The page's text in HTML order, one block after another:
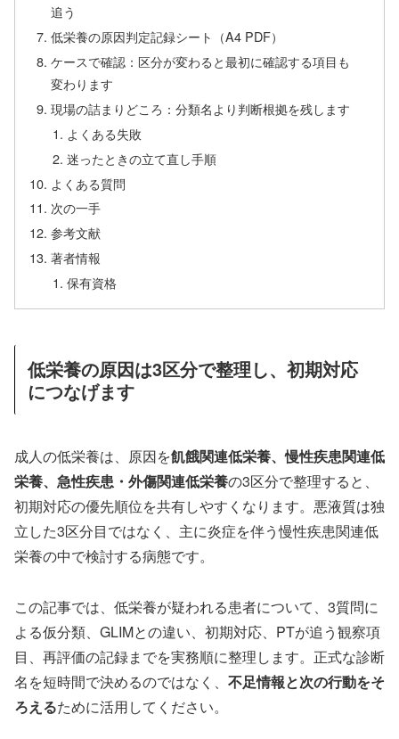
追う
低栄養の原因判定記録シート（A4 PDF）
ケースで確認：区分が変わると最初に確認する項目も
変わります
現場の詰まりどころ：分類名より判断根拠を残します
よくある失敗
迷ったときの立て直し手順
よくある質問
次の一手
参考文献
著者情報
保有資格
低栄養の原因は3区分で整理し、初期対応
につなげます
成人の低栄養は、原因を飢餓関連低栄養、慢性疾患関連低
栄養、急性疾患・外傷関連低栄養の3区分で整理すると、
初期対応の優先順位を共有しやすくなります。悪液質は独
立した3区分目ではなく、主に炎症を伴う慢性疾患関連低
栄養の中で検討する病態です。
この記事では、低栄養が疑われる患者について、3質問に
よる仮分類、GLIMとの違い、初期対応、PTが追う観察項
目、再評価の記録までを実務順に整理します。正式な診断
名を短時間で決めるのではなく、 不足情報と次の行動をそ
ろえるために活用してください。